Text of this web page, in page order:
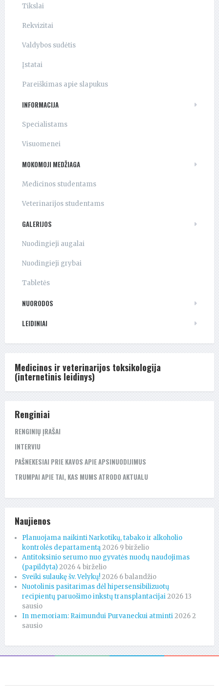
Tikslai
Rekvizitai
Valdybos sudėtis
Įstatai
Pareiškimas apie slapukus
INFORMACIJA
Specialistams
Visuomenei
MOKOMOJI MEDŽIAGA
Medicinos studentams
Veterinarijos studentams
GALERIJOS
Nuodingieji augalai
Nuodingieji grybai
Tabletės
NUORODOS
LEIDINIAI
Medicinos ir veterinarijos toksikologija
(internetinis leidinys)
Renginiai
RENGINIŲ ĮRAŠAI
INTERVIU
PAŠNEKESIAI PRIE KAVOS APIE APSINUODIJIMUS
TRUMPAI APIE TAI, KAS MUMS ATRODO AKTUALU
Naujienos
Planuojama naikinti Narkotikų, tabako ir alkoholio
kontrolės departamentą2026 9 birželio
Antitoksinio serumo nuo gyvatės nuodų naudojimas
(papildyta)2026 4 birželio
Sveiki sulaukę šv. Velykų!2026 6 balandžio
Nuotolinis pasitarimas dėl hipersensibilizuotų
recipientų paruošimo inkstų transplantacijai2026 13
sausio
In memoriam: Raimundui Purvaneckui atminti2026 2
sausio